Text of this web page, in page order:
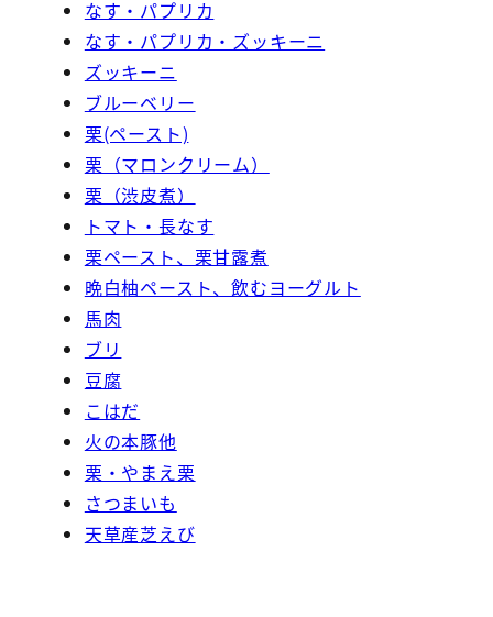
なす・パプリカ
なす・パプリカ・ズッキーニ
ズッキーニ
ブルーベリー
栗(ペースト)
栗（マロンクリーム）
栗（渋皮煮）
トマト・長なす
栗ペースト、栗甘露煮
晩白柚ペースト、飲むヨーグルト
馬肉
ブリ
豆腐
こはだ
火の本豚他
栗・やまえ栗
さつまいも
天草産芝えび